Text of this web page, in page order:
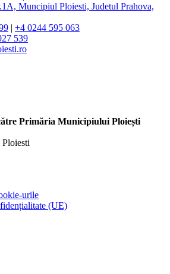
Muncipiul Ploiesti, Judetul Prahova,
| +4 0244 595 063
539
Primăria Municipiului Ploiești
urile
(UE)